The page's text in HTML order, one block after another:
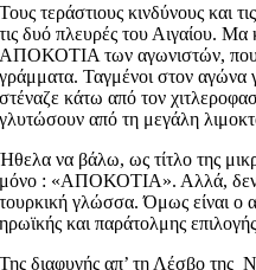
Τους τεράστιους κινδύνους και
τις δυό πλευρές του Αιγαίου. Μα
ΑΠΟΚΟΤΙΑ των αγωνιστών, που
γράμματα. Ταγμένοι στον αγώνα
στέναζε κάτω από τον
γλυτώσουν από τη μεγάλη
Ήθελα να βάλω, ως τίτλο της
μόνο : «ΑΠΟΚΟΤΙΑ». Αλλά, δεν
τουρκική γλώσσα. Όμως είναι ο
ηρωϊκής και παράτολμης
Της διαφυγής απ’ τη Λέσβο της